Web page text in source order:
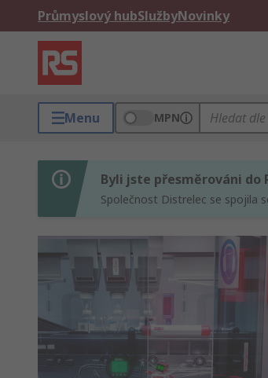
Průmyslový hubSlužbyNovinky
Menu MPN
Byli jste přesměrováni do
Společnost Distrelec se spojila